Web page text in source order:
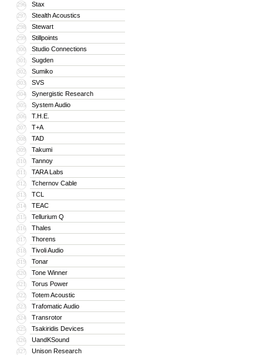
296 Stax
297 Stealth Acoustics
298 Stewart
299 Stillpoints
300 Studio Connections
301 Sugden
302 Sumiko
303 SVS
304 Synergistic Research
305 System Audio
306 T.H.E.
307 T+A
308 TAD
309 Takumi
310 Tannoy
311 TARA Labs
312 Tchernov Cable
313 TCL
314 TEAC
315 Tellurium Q
316 Thales
317 Thorens
318 Tivoli Audio
319 Tonar
320 Tone Winner
321 Torus Power
322 Totem Acoustic
323 Trafomatic Audio
324 Transrotor
325 Tsakiridis Devices
326 UandKSound
327 Unison Research